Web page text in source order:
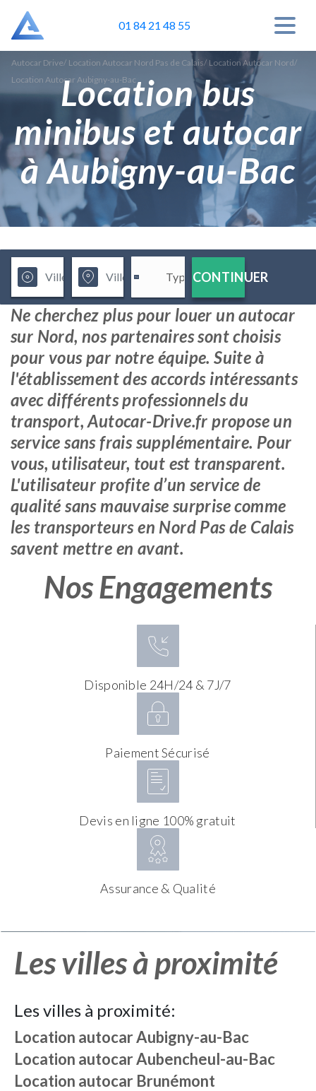
01 84 21 48 55
Autocar Drive/ Location Autocar Nord Pas de Calais/ Location Autocar Nord/
Location Autocar Aubigny-au-Bac
Location bus
minibus et autocar
à Aubigny-au-Bac
CONTINUER
Ne cherchez plus pour louer un autocar
sur Nord, nos partenaires sont choisis
pour vous par notre équipe. Suite à
l'établissement des accords intéressants
avec différents professionnels du
transport, Autocar-Drive.fr propose un
service sans frais supplémentaire. Pour
vous, utilisateur, tout est transparent.
L'utilisateur profite d’un service de
qualité sans mauvaise surprise comme
les transporteurs en Nord Pas de Calais
savent mettre en avant.
Nos Engagements
Disponible 24H/24 & 7J/7
Paiement Sécurisé
Devis en ligne 100% gratuit
Assurance & Qualité
Les villes à proximité
Les villes à proximité:
Location autocarAubigny-au-Bac
Location autocarAubencheul-au-Bac
Location autocar Brunémont